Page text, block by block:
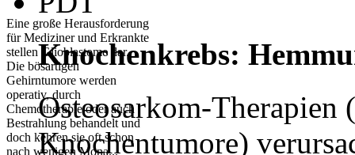
Eine große Herausforderung
für Mediziner und Erkrankte
stellen Glioblastome dar.
Die bösartigen
Gehirntumore werden
operativ, durch
Chemotherapie oder auch
Bestrahlung behandelt und
doch kehren sie oft schon
nach wenigen Mona...
Knochenkrebs:
Osteosarkom-Therapien
Knochentumore)